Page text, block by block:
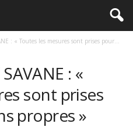
: « Toutes les mesures sont prises pour...
: «
sont prises
propres »